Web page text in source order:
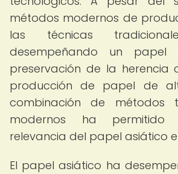
métodos modernos de
las técnicas
desempeñando un
preservación de la herencia
producción de papel de
combinación de métodos
modernos ha permitido
relevancia del papel asiático
El papel asiático ha